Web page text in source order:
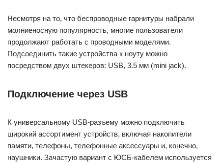
Несмотря на то, что беспроводные гарнитуры набрали
молниеносную популярность, многие пользователи
продолжают работать с проводными моделями.
Подсоединить такие устройства к ноуту можно
посредством двух штекеров: USB, 3.5 мм (mini jack).
Подключение через USB
К универсальному USB-разъему можно подключить
широкий ассортимент устройств, включая накопители
памяти, телефоны, телефонные аксессуары и, конечно,
наушники. Зачастую вариант с ЮСБ-кабелем используется